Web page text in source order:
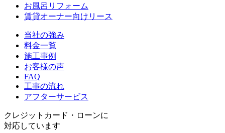
お風呂リフォーム
賃貸オーナー向けリース
当社の強み
料金一覧
施工事例
お客様の声
FAQ
工事の流れ
アフターサービス
クレジットカード・ローンに
対応しています